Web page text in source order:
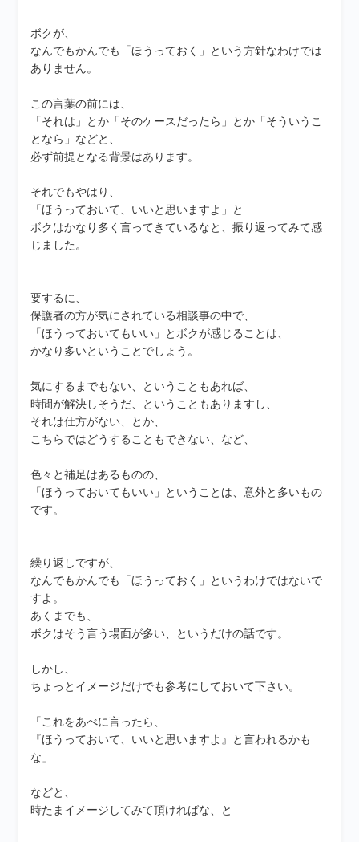
ボクが、
なんでもかんでも「ほうっておく」という方針なわけでは
ありません。
この言葉の前には、
「それは」とか「そのケースだったら」とか「そういうこ
となら」などと、
必ず前提となる背景はあります。
それでもやはり、
「ほうっておいて、いいと思いますよ」と
ボクはかなり多く言ってきているなと、振り返ってみて感
じました。
要するに、
保護者の方が気にされている相談事の中で、
「ほうっておいてもいい」とボクが感じることは、
かなり多いということでしょう。
気にするまでもない、ということもあれば、
時間が解決しそうだ、ということもありますし、
それは仕方がない、とか、
こちらではどうすることもできない、など、
色々と補足はあるものの、
「ほうっておいてもいい」ということは、意外と多いもの
です。
繰り返しですが、
なんでもかんでも「ほうっておく」というわけではないで
すよ。
あくまでも、
ボクはそう言う場面が多い、というだけの話です。
しかし、
ちょっとイメージだけでも参考にしておいて下さい。
「これをあべに言ったら、
『ほうっておいて、いいと思いますよ』と言われるかも
な」
などと、
時たまイメージしてみて頂ければな、と